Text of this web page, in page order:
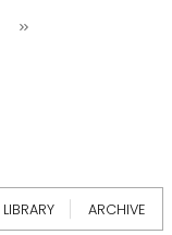
마
LIBRARY ARCHIVE